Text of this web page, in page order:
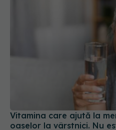
Vitamina care ajută la
oaselor la vârstnici. Nu